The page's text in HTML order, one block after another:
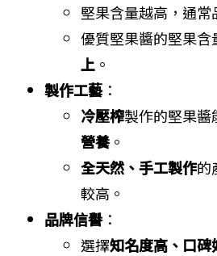
堅果含量越高，通常
優質堅果醬的堅果含
上 。
製作工藝 ：
冷壓榨製作的堅果醬
營養。
全天然、手工製作的
較高。
品牌信譽：
選擇知名度高、口碑